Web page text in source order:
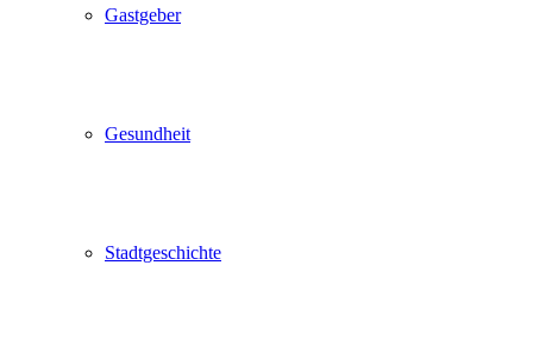
Gastgeber
Gesundheit
Stadtgeschichte